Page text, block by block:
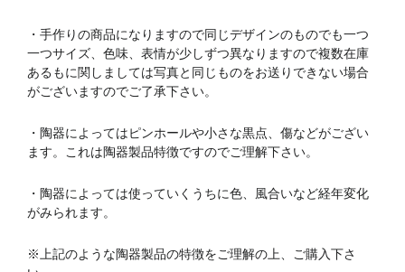
・手作りの商品になりますので同じデザインのものでも一つ
一つサイズ、色味、表情が少しずつ異なりますので複数在庫
あるもに関しましては写真と同じものをお送りできない場合
がございますのでご了承下さい。
・陶器によってはピンホールや小さな黒点、傷などがござい
ます。これは陶器製品特徴ですのでご理解下さい。
・陶器によっては使っていくうちに色、風合いなど経年変化
がみられます。
※上記のような陶器製品の特徴をご理解の上、ご購入下さ